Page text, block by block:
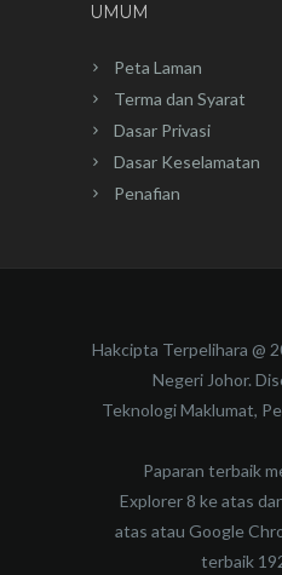
UMUM
Peta Laman
Terma dan Syarat
Dasar Privasi
Dasar Keselamatan
Penafian
Hakcipta Terpelihara @
Negeri Johor.
Teknologi Maklumat,
Paparan terbaik
Explorer 8 ke atas
atas atau Google
terbaik